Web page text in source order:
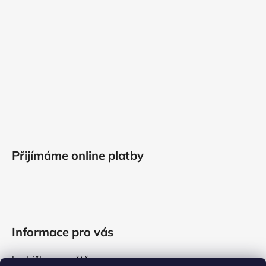
Přijímáme online platby
Informace pro vás
krabičky ve světě